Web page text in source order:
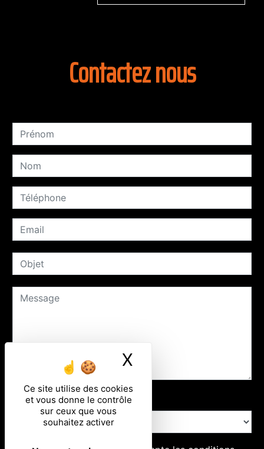
Ce site utilise des cookies
et vous donne le contrôle
sur ceux que vous
souhaitez activer
X
Contactez nous
Combien font dix plus huit